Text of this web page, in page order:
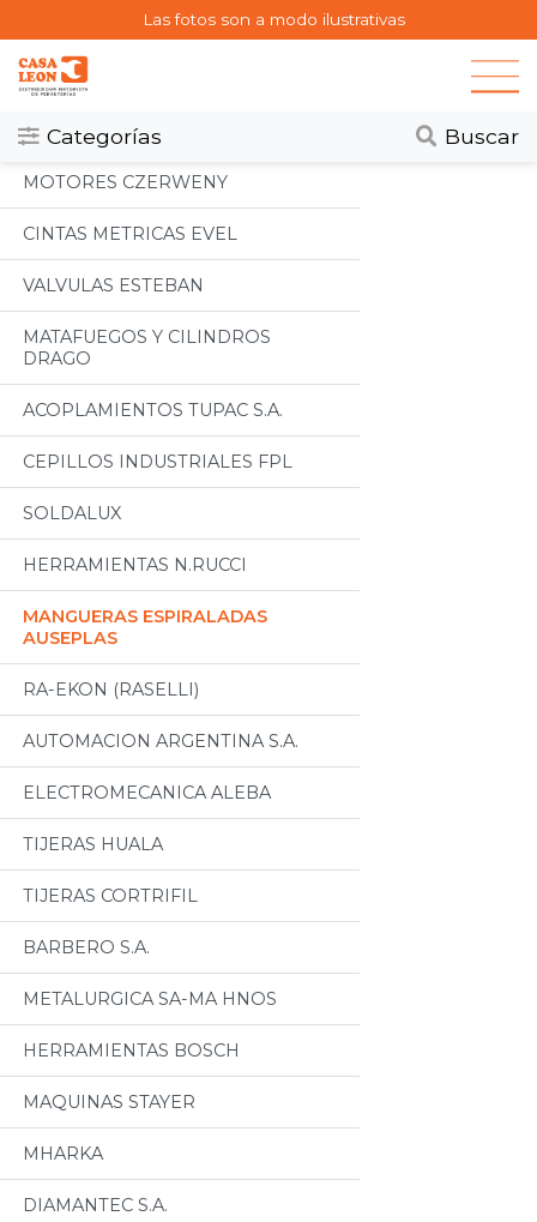
Las fotos son a modo ilustrativas
Categorías Buscar
Categorias
Todos
MOTORES CZERWENY
CINTAS METRICAS EVEL
VALVULAS ESTEBAN
MATAFUEGOS Y CILINDROS
DRAGO
ACOPLAMIENTOS TUPAC S.A.
CEPILLOS INDUSTRIALES FPL
SOLDALUX
HERRAMIENTAS N.RUCCI
MANGUERAS ESPIRALADAS
AUSEPLAS
RA-EKON (RASELLI)
AUTOMACION ARGENTINA S.A.
ELECTROMECANICA ALEBA
TIJERAS HUALA
TIJERAS CORTRIFIL
BARBERO S.A.
METALURGICA SA-MA HNOS
HERRAMIENTAS BOSCH
MAQUINAS STAYER
MHARKA
DIAMANTEC S.A.